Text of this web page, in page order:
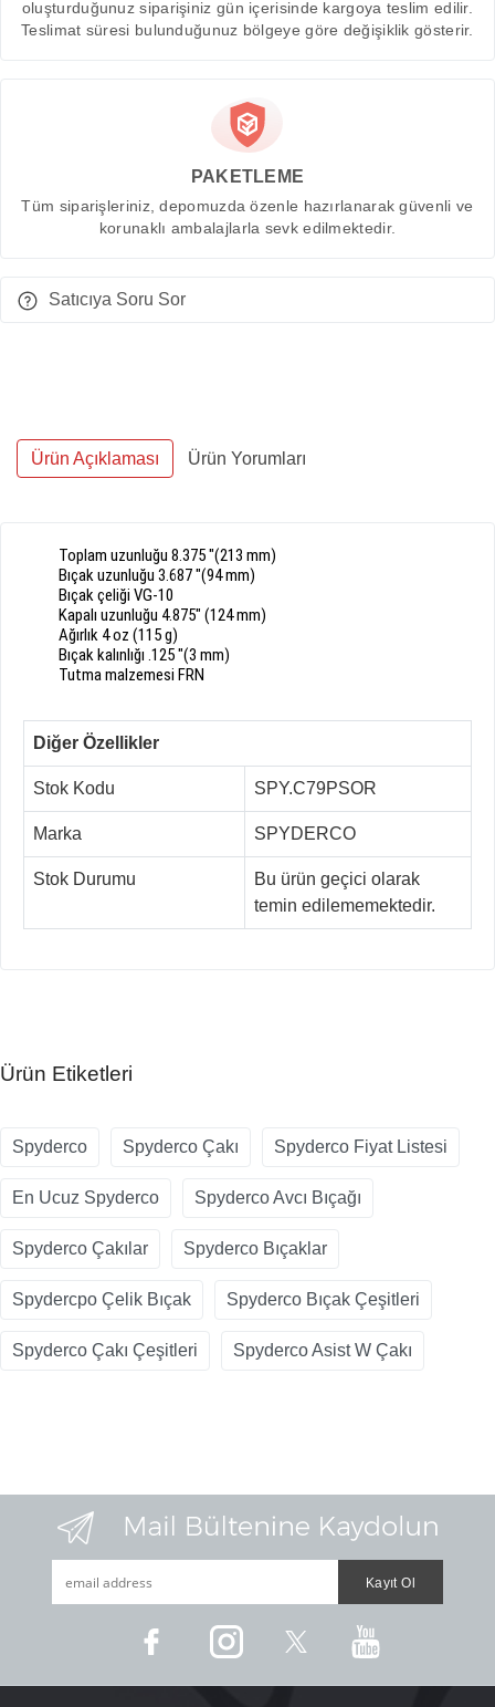
oluşturduğunuz siparişiniz gün içerisinde kargoya teslim edilir.
Teslimat süresi bulunduğunuz bölgeye göre değişiklik gösterir.
PAKETLEME
Tüm siparişleriniz, depomuzda özenle hazırlanarak güvenli ve
korunaklı ambalajlarla sevk edilmektedir.
Satıcıya Soru Sor
Ürün Açıklaması Ürün Yorumları
Toplam uzunluğu 8.375"(213 mm)
Bıçak uzunluğu 3.687"(94mm)
Bıçakçeliği VG-10
Kapalı uzunluğu 4.875" (124mm)
Ağırlık 4oz (115g)
Bıçak kalınlığı .125"(3 mm)
Tutma malzemesi FRN
Diğer Özellikler
Stok Kodu SPY.C79PSOR
Marka SPYDERCO
Stok Durumu
Bu ürün geçici olarak
temin edilememektedir.
Ürün Etiketleri
Spyderco Spyderco Çakı Spyderco Fiyat Listesi
En Ucuz Spyderco Spyderco Avcı Bıçağı
Spyderco Çakılar Spyderco Bıçaklar
Spydercpo Çelik Bıçak Spyderco Bıçak Çeşitleri
Spyderco Çakı Çeşitleri Spyderco Asist W Çakı